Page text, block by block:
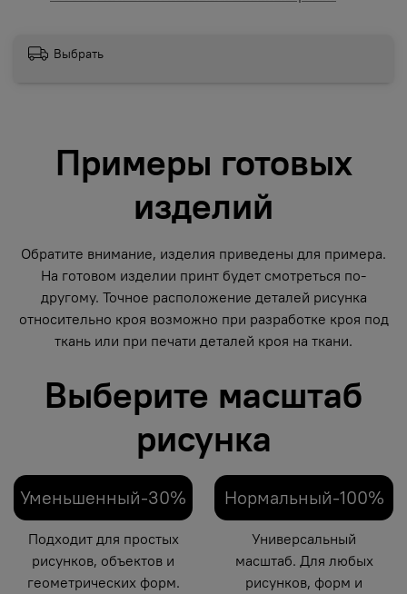
Выбрать
Примеры готовых
изделий
Обратите внимание, изделия приведены для примера.
На готовом изделии принт будет смотреться по-
другому. Точное расположение деталей рисунка
относительно кроя возможно при разработке кроя под
ткань или при печати деталей кроя на ткани.
Выберите масштаб
рисунка
Уменьшенный-30%
Подходит для простых
рисунков, объектов и
геометрических форм.
Нормальный-100%
Универсальный
масштаб. Для любых
рисунков, форм и